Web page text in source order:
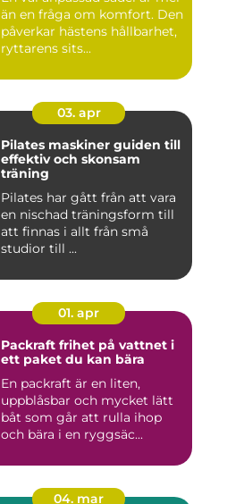
än en fråga om komfort. Den
påverkar hästens hållbarhet,
ryttarens sits...
03. apr
Pilates maskiner guiden till
effektiv och skonsam
träning
Pilates har gått från att vara
en nischad träningsform till
att finnas i allt från små
studior till ...
01. apr
Packraft frihet på vattnet i
ett paket du kan bära
En packraft är en liten,
uppblåsbar och mycket lätt
båt som går att rulla ihop
och bära i en ryggsäc...
04. mar